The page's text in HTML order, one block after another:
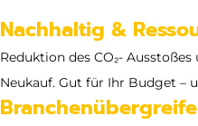
Abmessung
Nachhaltig &
Reduktion des CO₂-
Neukauf. Gut für Ihr Budget –